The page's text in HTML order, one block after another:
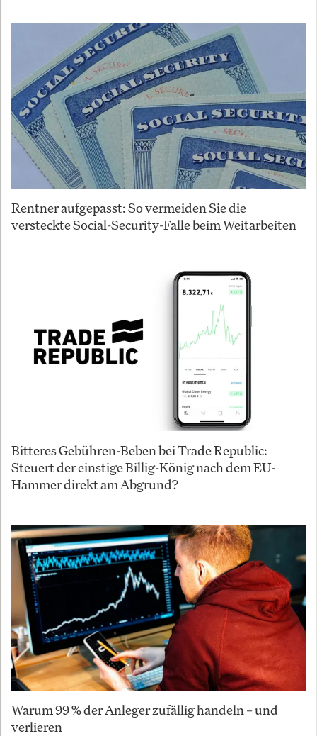
Rentner aufgepasst: So vermeiden Sie die
versteckte Social-Security-Falle beim Weitarbeiten
Bitteres Gebühren-Beben bei Trade Republic:
Steuert der einstige Billig-König nach dem EU-
Hammer direkt am Abgrund?
Warum 99 % der Anleger zufällig handeln – und
verlieren